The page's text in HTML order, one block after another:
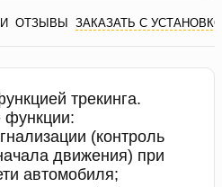
ОТЗЫВЫ ЗАКАЗАТЬ С
трекинга.
(контроль
движения) при
автомобиля;